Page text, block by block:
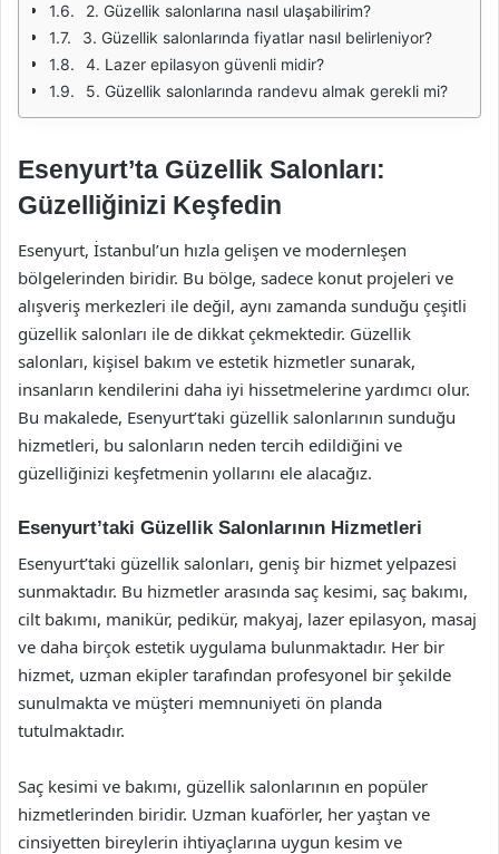
2. Güzellik salonlarına nasıl ulaşabilirim?
3. Güzellik salonlarında fiyatlar nasıl belirleniyor?
4. Lazer epilasyon güvenli midir?
5. Güzellik salonlarında randevu almak gerekli mi?
Esenyurt’ta Güzellik Salonları:
Güzelliğinizi Keşfedin
Esenyurt, İstanbul’un hızla gelişen ve modernleşen
bölgelerinden biridir. Bu bölge, sadece konut projeleri ve
alışveriş merkezleri ile değil, aynı zamanda sunduğu çeşitli
güzellik salonları ile de dikkat çekmektedir. Güzellik
salonları, kişisel bakım ve estetik hizmetler sunarak,
insanların kendilerini daha iyi hissetmelerine yardımcı olur.
Bu makalede, Esenyurt’taki güzellik salonlarının sunduğu
hizmetleri, bu salonların neden tercih edildiğini ve
güzelliğinizi keşfetmenin yollarını ele alacağız.
Esenyurt’taki Güzellik Salonlarının Hizmetleri
Esenyurt’taki güzellik salonları, geniş bir hizmet yelpazesi
sunmaktadır. Bu hizmetler arasında saç kesimi, saç bakımı,
cilt bakımı, manikür, pedikür, makyaj, lazer epilasyon, masaj
ve daha birçok estetik uygulama bulunmaktadır. Her bir
hizmet, uzman ekipler tarafından profesyonel bir şekilde
sunulmakta ve müşteri memnuniyeti ön planda
tutulmaktadır.
Saç kesimi ve bakımı, güzellik salonlarının en popüler
hizmetlerinden biridir. Uzman kuaförler, her yaştan ve
cinsiyetten bireylerin ihtiyaçlarına uygun kesim ve